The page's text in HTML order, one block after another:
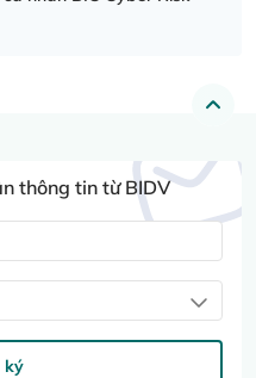
thông tin từ BIDV
ký